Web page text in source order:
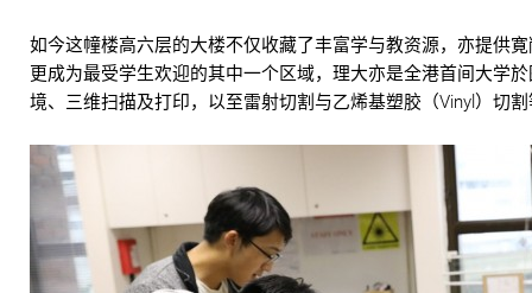
如今这幢楼高六层的大楼不仅收藏了丰富学与教资源，亦提供
更成为最受学生欢迎的其中一个区域，理大亦是全港首间大学
境、三维扫描及打印，以至雷射切割与乙烯基塑胶（Vinyl）切